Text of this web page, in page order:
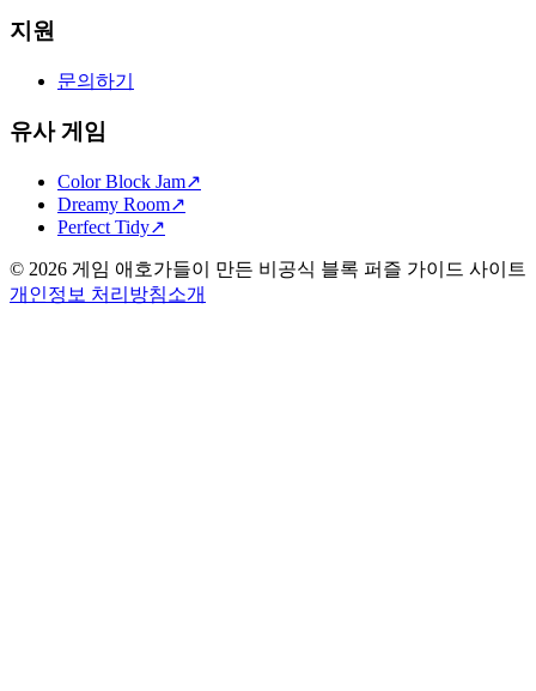
지원
문의하기
유사 게임
Color Block Jam↗️
Dreamy Room↗️
Perfect Tidy↗️
© 2026 게임 애호가들이 만든 비공식 블록 퍼즐 가이드 사이트
개인정보 처리방침소개